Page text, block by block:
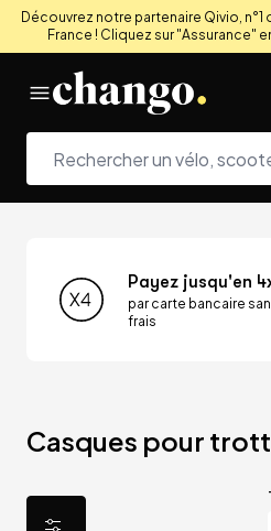
Découvrez notre partenaire Qivio,
France ! Cliquez sur "Assurance"
Payez jusqu'en
par carte bancaire
frais
Casques pour